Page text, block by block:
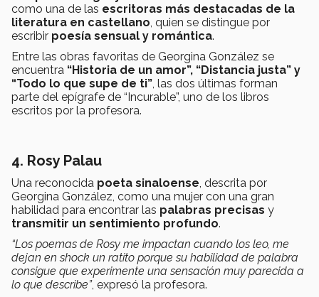
como una de las escritoras más destacadas de la
literatura en castellano , quien se distingue por
escribir poesía sensual y romántica.
Entre las obras favoritas de Georgina González se
encuentra “Historia de un amor”, “Distancia justa” y
“Todo lo que supe de ti” , las dos últimas forman
parte del epígrafe de “Incurable”, uno de los libros
escritos por la profesora.
4. Rosy Palau
Una reconocida poeta sinaloense , descrita por
Georgina González, como una mujer con una gran
habilidad para encontrar las palabras precisas y
transmitir un sentimiento profundo.
“Los poemas de Rosy me impactan cuando los leo, me
dejan en shock un ratito porque su habilidad de palabra
consigue que experimente una sensación muy parecida a
lo que describe”, expresó la profesora.